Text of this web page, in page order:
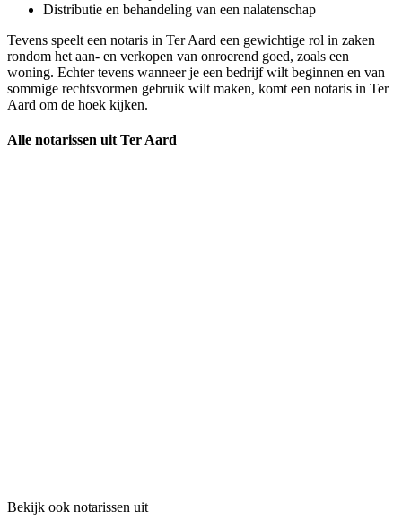
Distributie en behandeling van een nalatenschap
Tevens speelt een notaris in Ter Aard een gewichtige rol in zaken
rondom het aan- en verkopen van onroerend goed, zoals een
woning. Echter tevens wanneer je een bedrijf wilt beginnen en van
sommige rechtsvormen gebruik wilt maken, komt een notaris in Ter
Aard om de hoek kijken.
Alle notarissen uit Ter Aard
Bekijk ook notarissen uit